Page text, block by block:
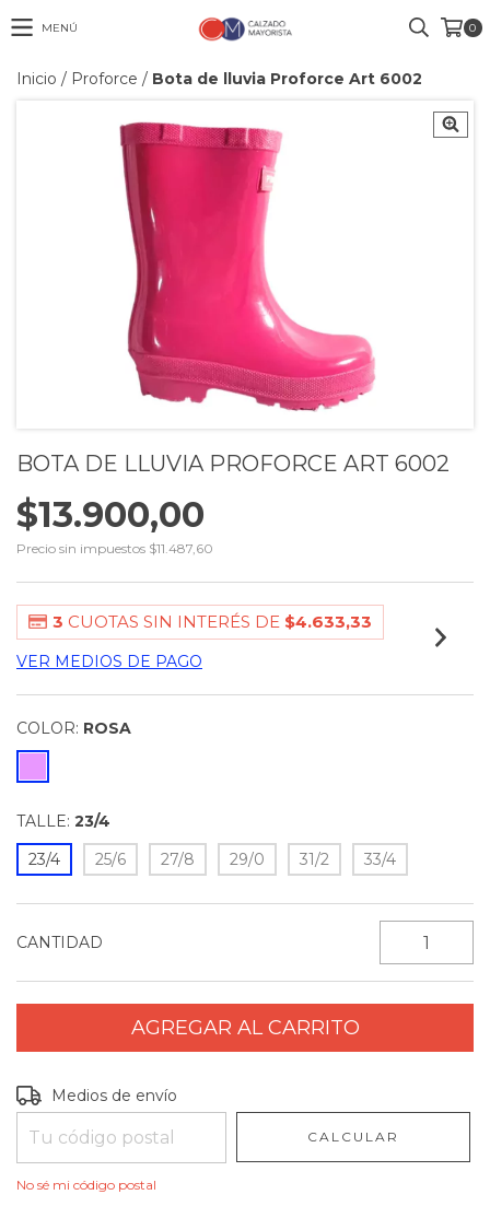
MENÚ 0
Inicio / Proforce / Bota de lluvia Proforce Art 6002
BOTA DE LLUVIA PROFORCE ART 6002
$13.900,00
Precio sin impuestos $11.487,60
3 CUOTAS SIN INTERÉS DE $4.633,33
VER MEDIOS DE PAGO
COLOR: ROSA
TALLE: 23/4
23/4
25/6 27/8 29/0 31/2 33/4
CANTIDAD
Entregas para el CP:
Medios de envío
CALCULAR
No sé mi código postal